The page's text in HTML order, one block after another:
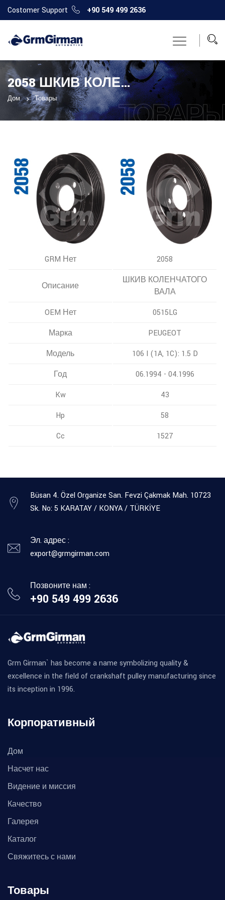
Costomer Support +90 549 499 2636
2058 ШКИВ КОЛЕНЧАТОГО ВАЛА
Дом Товары
GRM Нет 2058
Описание
ШКИВ КОЛЕНЧАТОГО
ВАЛА
OEM Нет
0515LG
Марка
PEUGEOT
Модель
106 I (1A, 1C): 1.5 D
Год
06.1994 - 04.1996
Kw
43
Hp
58
Cc
1527
Büsan 4. Özel Organize San. Fevzi Çakmak Mah. 10723
Sk. No: 5 KARATAY / KONYA / TÜRKİYE
Эл. адрес :
export@grmgirman.com
Позвоните нам :
+90 549 499 2636
Grm Girman` has become a name symbolizing quality &
excellence in the field of crankshaft pulley manufacturing since
its inception in 1996.
Корпоративный
Дом
Насчет нас
Видение и миссия
Качество
Галерея
Каталог
Свяжитесь с нами
Товары